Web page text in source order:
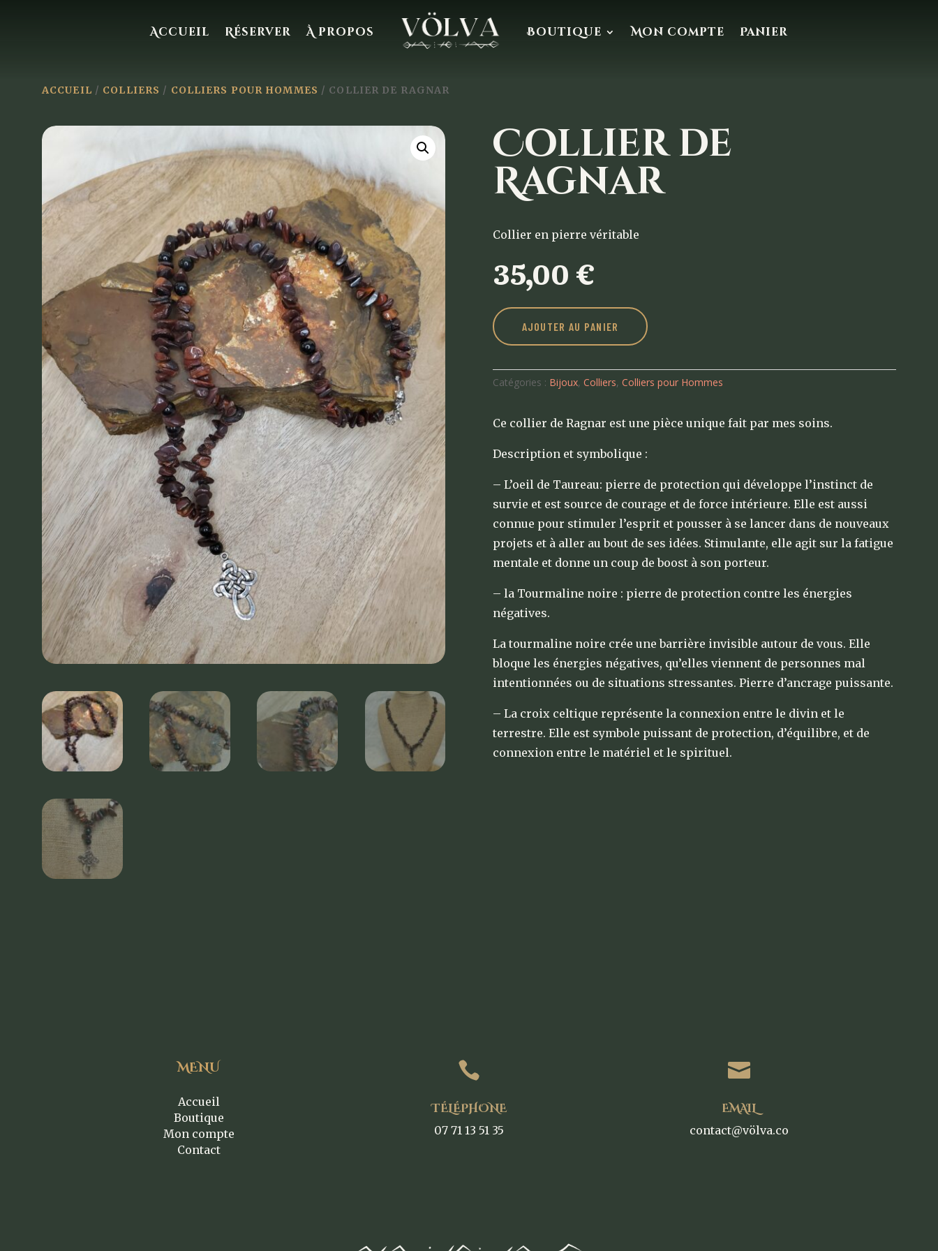
Accueil Réserver À propos Boutique Mon compte Panier
ACCUEIL / COLLIERS / COLLIERS POUR HOMMES / COLLIER DE RAGNAR
Collier de
Ragnar
Collier en pierre véritable
35,00 €
AJOUTER AU PANIER
Catégories : Bijoux, Colliers, Colliers pour Hommes
Ce collier de Ragnar est une pièce unique fait par mes soins.
Description et symbolique :
– L’oeil de Taureau: pierre de protection qui développe l’instinct de
survie et est source de courage et de force intérieure. Elle est aussi
connue pour stimuler l’esprit et pousser à se lancer dans de nouveaux
projets et à aller au bout de ses idées. Stimulante, elle agit sur la fatigue
mentale et donne un coup de boost à son porteur.
– la Tourmaline noire : pierre de protection contre les énergies
négatives.
La tourmaline noire crée une barrière invisible autour de vous. Elle
bloque les énergies négatives, qu’elles viennent de personnes mal
intentionnées ou de situations stressantes. Pierre d’ancrage puissante.
– La croix celtique représente la connexion entre le divin et le
terrestre. Elle est symbole puissant de protection, d’équilibre, et de
connexion entre le matériel et le spirituel.
MENU
Accueil
Boutique
Mon compte
Contact

TÉLÉPHONE
07 71 13 51 35

EMAIL
contact@völva.co